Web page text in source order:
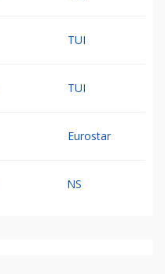
TUI
TUI
Eurostar
NS